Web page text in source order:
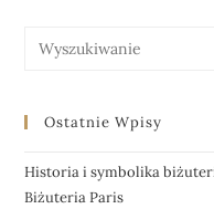
Ostatnie Wpisy
Historia i symbolika
Biżuteria Paris